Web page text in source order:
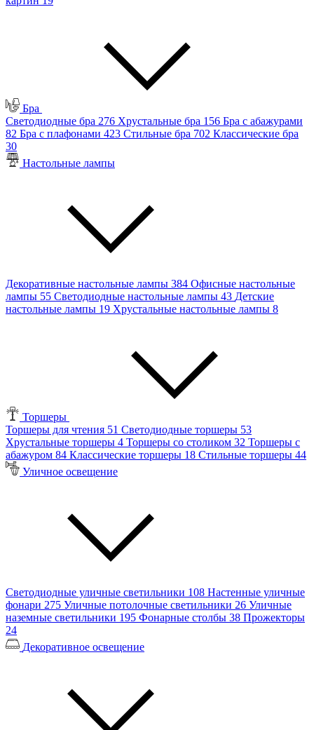
Бра
Светодиодные бра 276 Хрустальные бра 156 Бра с абажурами
82 Бра с плафонами 423 Стильные бра 702 Классические бра
30
Настольные лампы
Декоративные настольные лампы 384 Офисные настольные
лампы 55 Светодиодные настольные лампы 43 Детские
настольные лампы 19 Хрустальные настольные лампы 8
Торшеры
Торшеры для чтения 51 Светодиодные торшеры 53
Хрустальные торшеры 4 Торшеры со столиком 32 Торшеры с
абажуром 84 Классические торшеры 18 Стильные торшеры 44
Уличное освещение
Светодиодные уличные светильники 108 Настенные уличные
фонари 275 Уличные потолочные светильники 26 Уличные
наземные светильники 195 Фонарные столбы 38 Прожекторы
24
Декоративное освещение